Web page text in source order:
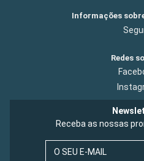
Informações
Redes
Receba as nossas
O SEU E-MAIL